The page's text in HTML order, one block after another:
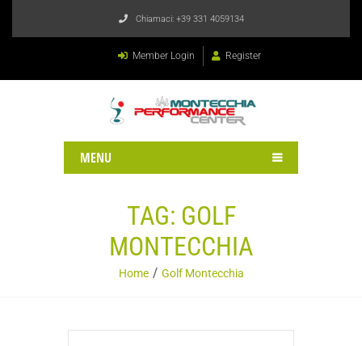
Chiamaci: +39 331 4059134
Member Login Register
MENU
TAG: GOLF
MONTECCHIA
Home Golf Montecchia